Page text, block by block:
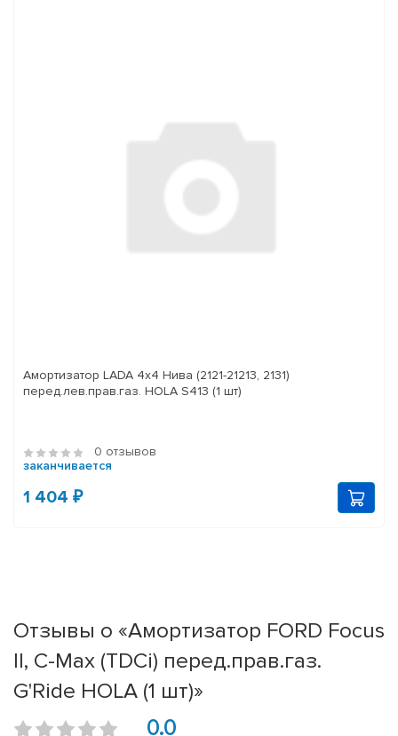
Амортизатор LADA 4x4 Нива (2121-21213, 2131)
перед.лев.прав.газ. HOLA S413 (1 шт)
0 отзывов
заканчивается
1 404 ₽
Отзывы о «Амортизатор FORD Focus
II, C-Max (TDCi) перед.прав.газ.
G'Ride HOLA (1 шт)»
0.0